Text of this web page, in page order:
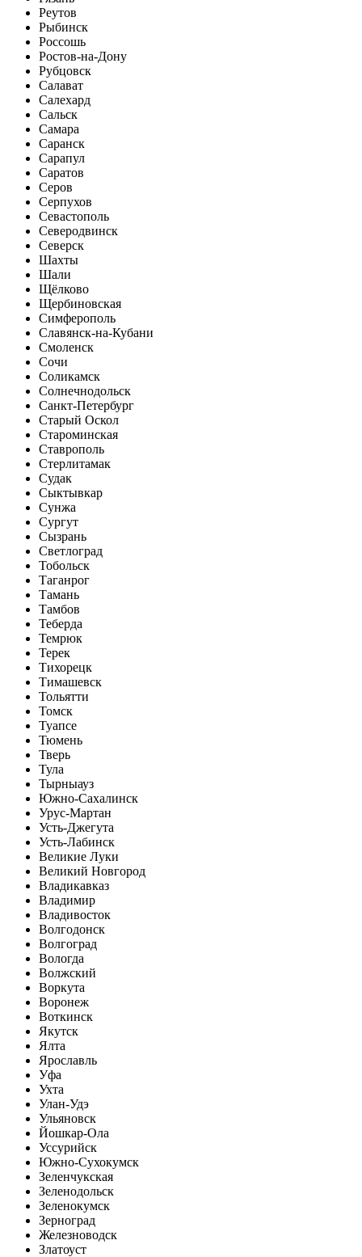
Реутов
Рыбинск
Россошь
Ростов-на-Дону
Рубцовск
Салават
Салехард
Сальск
Самара
Саранск
Сарапул
Саратов
Серов
Серпухов
Севастополь
Северодвинск
Северск
Шахты
Шали
Щёлково
Щербиновская
Симферополь
Славянск-на-Кубани
Смоленск
Сочи
Соликамск
Солнечнодольск
Санкт-Петербург
Старый Оскол
Староминская
Ставрополь
Стерлитамак
Судак
Сыктывкар
Сунжа
Сургут
Сызрань
Светлоград
Тобольск
Таганрог
Тамань
Тамбов
Теберда
Темрюк
Терек
Тихорецк
Тимашевск
Тольятти
Томск
Туапсе
Тюмень
Тверь
Тула
Тырныауз
Южно-Сахалинск
Урус-Мартан
Усть-Джегута
Усть-Лабинск
Великие Луки
Великий Новгород
Владикавказ
Владимир
Владивосток
Волгодонск
Волгоград
Вологда
Волжский
Воркута
Воронеж
Воткинск
Якутск
Ялта
Ярославль
Уфа
Ухта
Улан-Удэ
Ульяновск
Йошкар-Ола
Уссурийск
Южно-Сухокумск
Зеленчукская
Зеленодольск
Зеленокумск
Зерноград
Железноводск
Златоуст